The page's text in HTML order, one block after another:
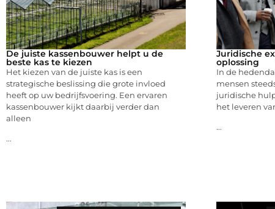
De juiste kassenbouwer helpt u de
beste kas te kiezen
Het kiezen van de juiste kas is een
strategische beslissing die grote invloed
heeft op uw bedrijfsvoering. Een ervaren
kassenbouwer kijkt daarbij verder dan
alleen
...
Juridische
oplossing
In de
mensen
juridische
het leveren
...